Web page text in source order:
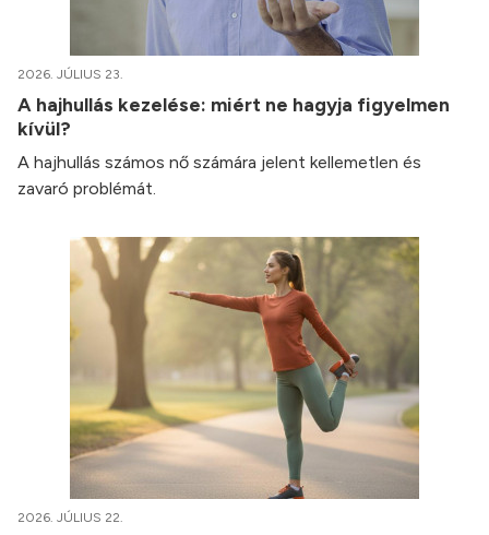
2026. JÚLIUS 23.
A hajhullás kezelése: miért ne hagyja figyelmen
kívül?
A hajhullás számos nő számára jelent kellemetlen és
zavaró problémát.
2026. JÚLIUS 22.